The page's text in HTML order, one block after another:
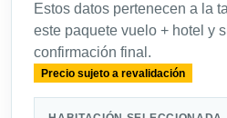
Estos datos pertenecen a la
este paquete vuelo + hotel y
confirmación final.
Precio sujeto a revalidación